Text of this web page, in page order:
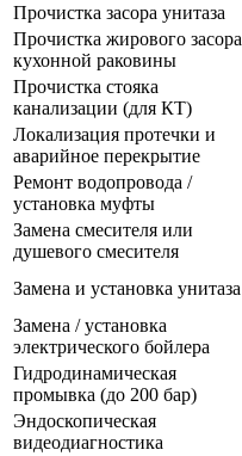
Прочистка засора унитаза
Прочистка жирового засора
кухонной раковины
Прочистка стояка
канализации (для КТ)
Локализация протечки и
аварийное перекрытие
Ремонт водопровода /
установка муфты
Замена смесителя или
душевого смесителя
Замена и установка унитаза
Замена / установка
электрического бойлера
Гидродинамическая
промывка (до 200 бар)
Эндоскопическая
видеодиагностика